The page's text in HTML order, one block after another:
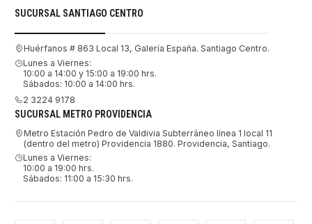
SUCURSAL SANTIAGO CENTRO
Huérfanos # 863 Local 13, Galería España. Santiago Centro.
Lunes a Viernes:
10:00 a 14:00 y 15:00 a 19:00 hrs.
Sábados: 10:00 a 14:00 hrs.
2 3224 9178
SUCURSAL METRO PROVIDENCIA
Metro Estación Pedro de Valdivia Subterráneo línea 1 local 11
(dentro del metro) Providencia 1880. Providencia, Santiago.
Lunes a Viernes:
10:00 a 19:00 hrs.
Sábados: 11:00 a 15:30 hrs.